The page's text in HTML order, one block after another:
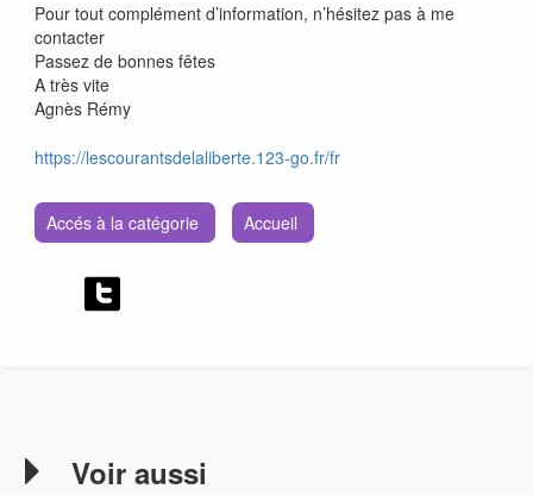
Pour tout complément d’information, n’hésitez pas à me
contacter
Passez de bonnes fêtes
A très vite
Agnès Rémy
https://lescourantsdelaliberte.123-go.fr/fr
Accés à la catégorie Accueil
Voir aussi